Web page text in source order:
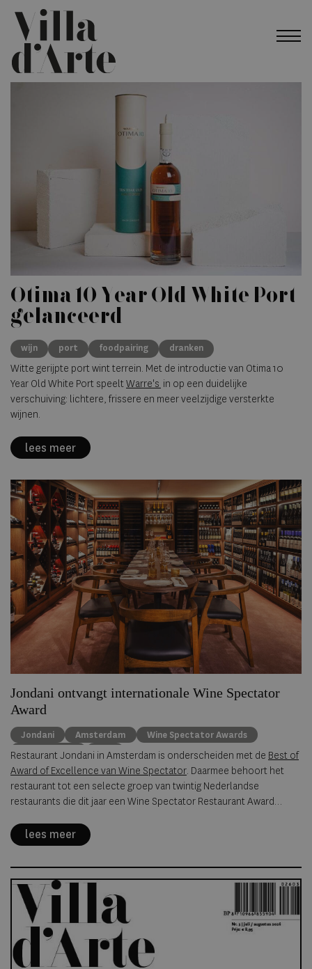
Otima 10 Year Old White Port
gelanceerd
wijn port foodpairing dranken
Witte gerijpte port wint terrein. Met de introductie van Otima 10
Year Old White Port speeltWarre's in op een duidelijke
verschuiving: lichtere, frissere en meer veelzijdige versterkte
wijnen.
lees meer
Jondani ontvangt internationale Wine Spectator
Award
Jondani Amsterdam
Wine Spectator Awards
gastronomie
wijn
Restaurant Jondani in Amsterdam is onderscheiden met de Best of
Award of Excellence van Wine Spectator. Daarmee behoort het
restaurant tot een selecte groep van twintig Nederlandse
restaurants die dit jaar een Wine Spectator Restaurant Award
lees meer